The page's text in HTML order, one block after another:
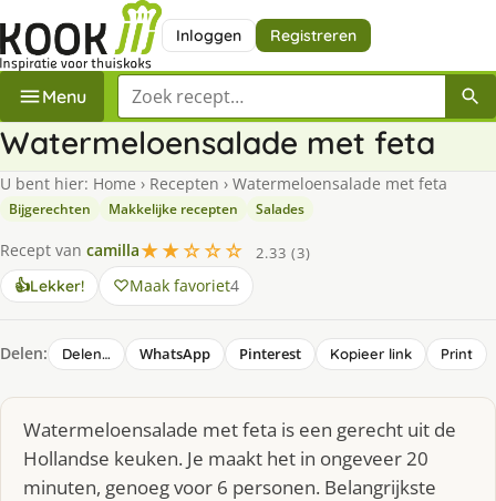
Inloggen Registreren
Menu Zoek een recept
Watermeloensalade met feta
U bent hier: Home › Recepten › Watermeloensalade met feta
Bijgerechten Makkelijke recepten Salades
Recept van camilla★★☆☆☆
2.33 (3)
👍Lekker! Maak favoriet4
Delen: Delen… WhatsApp Pinterest Kopieer link Print
Watermeloensalade met feta is een gerecht uit de
Hollandse keuken. Je maakt het in ongeveer 20
minuten, genoeg voor 6 personen. Belangrijkste